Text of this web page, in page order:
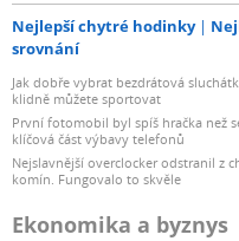
Nejlepší chytré hodinky
srovnání
Jak dobře vybrat bezdrátová
klidně můžete sportovat
První fotomobil byl spíš hračka než
klíčová část výbavy telefonů
Nejslavnější overclocker odstranil z
komín. Fungovalo to skvěle
Ekonomika a byznys